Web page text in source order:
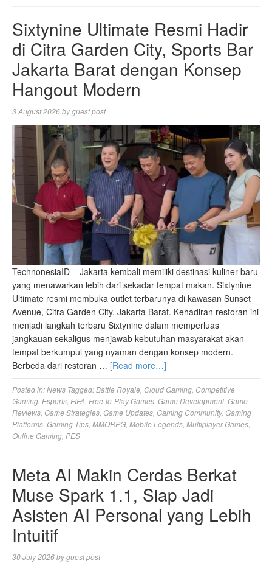
Sixtynine Ultimate Resmi Hadir
di Citra Garden City, Sports Bar
Jakarta Barat dengan Konsep
Hangout Modern
3 August 2026byguest post
TechnonesiaID – Jakarta kembali memiliki destinasi kuliner baru
yang menawarkan lebih dari sekadar tempat makan. Sixtynine
Ultimate resmi membuka outlet terbarunya di kawasan Sunset
Avenue, Citra Garden City, Jakarta Barat. Kehadiran restoran ini
menjadi langkah terbaru Sixtynine dalam memperluas
jangkauan sekaligus menjawab kebutuhan masyarakat akan
tempat berkumpul yang nyaman dengan konsep modern.
Berbeda dari restoran … [Read more…]
Posted in:News Tagged:Battle Royale, Cloud Gaming, Competitive
Gaming, Esports, FIFA, Free-to-Play Games, Game Development, Game
Reviews, Game Strategies, Game Updates, Gaming Community, Gaming
Platforms, Gaming Tips, MMORPG, Mobile Legends, Multiplayer Games,
Online Gaming, PES
Meta AI Makin Cerdas Berkat
Muse Spark 1.1, Siap Jadi
Asisten AI Personal yang Lebih
Intuitif
30 July 2026byguest post